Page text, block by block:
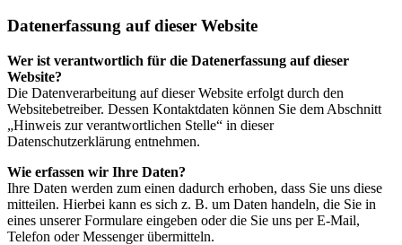
Datenerfassung auf dieser Website
Wer ist verantwortlich für die Datenerfassung auf dieser
Website?
Die Datenverarbeitung auf dieser Website erfolgt durch den
Websitebetreiber. Dessen Kontaktdaten können Sie dem Abschnitt
„Hinweis zur verantwortlichen Stelle“ in dieser
Datenschutzerklärung entnehmen.
Wie erfassen wir Ihre Daten?
Ihre Daten werden zum einen dadurch erhoben, dass Sie uns diese
mitteilen. Hierbei kann es sich z. B. um Daten handeln, die Sie in
eines unserer Formulare eingeben oder die Sie uns per E-Mail,
Telefon oder Messenger übermitteln.